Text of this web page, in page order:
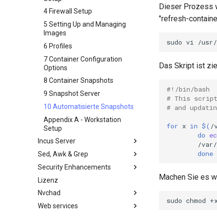
Datensicherung
System-Start
Task-Verwaltung mit `cron`
Netzwerk-Implementierung
Softwareverwaltung
Special permissions
About systemd
Log management
Conclusions
Arbeiten mit Filtern
Management-Server
Optimierung
Arbeit mit Jinja-Vorlagen in
Ansible
Bash - Conditional structures if
and case
Bash - Loops
Testen Sie Ihr Wissen
Appendix-Practical
Examples
Variables - Use With Logs
inotify-tools installation and
use
Use unison
4 Firewall Setup
5 Setting Up and Managing
Images
6 Profiles
7 Container Configuration
Options
8 Container Snapshots
9 Snapshot Server
10 Automatisierte Snapshots
Appendix A - Workstation
Setup
Incus Server
Einleitung
Kapitel 1: Installation und
Kapitel 2: ZFS Setup
Kapitel 3: Incus-Initialisierung
und Benutzer-Konfiguration
Sed, Awk & Grep
Sed, Awk & Grep - the Three
Regular expressions and
wildcards
Grep command
Security Enhancements
Introduction to PAM and basic
usage
Lizenz
Nvchad
Overview
Web services
Dieser Prozess
"refresh-
sudo vi
Das Skript ist
#!/bin/bash
# This
# and
for x in $( /
do
/
done
Machen Sie es
sudo chmod